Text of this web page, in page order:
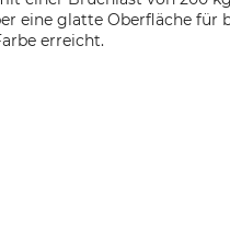
eine glatte Oberfläche für
erreicht.